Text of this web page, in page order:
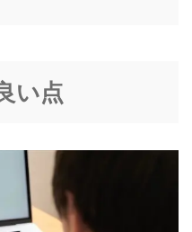
い点